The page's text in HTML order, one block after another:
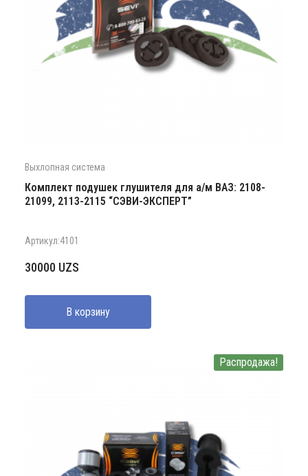
Выхлопная система
Комплект подушек глушителя для а/м ВАЗ: 2108-
21099, 2113-2115 “СЭВИ-ЭКСПЕРТ”
Артикул:4101
30000 UZS
В корзину
Распродажа!